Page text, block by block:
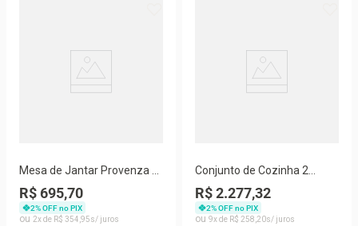
Mesa de Jantar Provenza 4
Lugares Tampo em MDF
Madeira Maciça Marrom
Amoudi Móveis
R$ 695,70
2% OFF no PIX
2
R$ 354 95
Conjunto de Cozinha 2
Peças 3 Portas 2 Gavetas
MDF 120CM Titânio Fosco
R$ 2.277,32
2% OFF no PIX
9
R$ 258 20